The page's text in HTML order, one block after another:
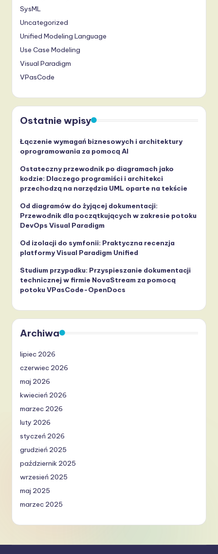
SysML
Uncategorized
Unified Modeling Language
Use Case Modeling
Visual Paradigm
VPasCode
Ostatnie wpisy
Łączenie wymagań biznesowych i architektury
oprogramowania za pomocą AI
Ostateczny przewodnik po diagramach jako
kodzie: Dlaczego programiści i architekci
przechodzą na narzędzia UML oparte na tekście
Od diagramów do żyjącej dokumentacji:
Przewodnik dla początkujących w zakresie potoku
DevOps Visual Paradigm
Od izolacji do symfonii: Praktyczna recenzja
platformy Visual Paradigm Unified
Studium przypadku: Przyspieszanie dokumentacji
technicznej w firmie NovaStream za pomocą
potoku VPasCode-OpenDocs
Archiwa
lipiec 2026
czerwiec 2026
maj 2026
kwiecień 2026
marzec 2026
luty 2026
styczeń 2026
grudzień 2025
październik 2025
wrzesień 2025
maj 2025
marzec 2025